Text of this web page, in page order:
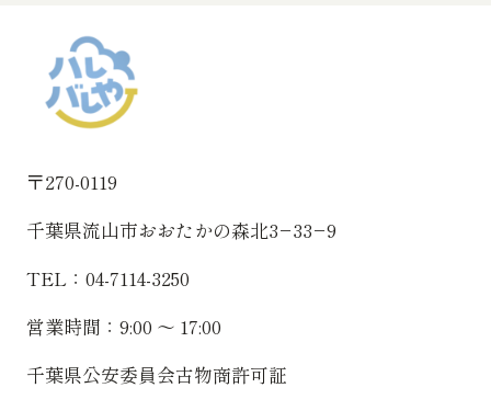
〒270-0119
千葉県流山市おおたかの森北3−33−9
TEL：04-7114-3250
営業時間：9:00 〜 17:00
千葉県公安委員会古物商許可証